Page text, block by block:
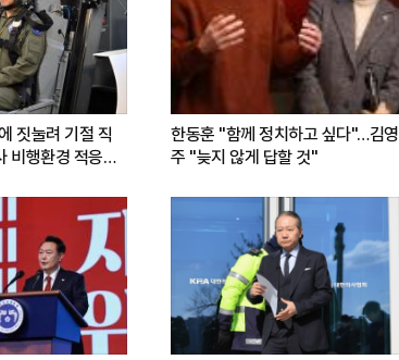
짓눌려 기절 직
비행환경 적응훈
한동훈 "함께 정치하고 싶다"…김영
주 "늦지 않게 답할 것"